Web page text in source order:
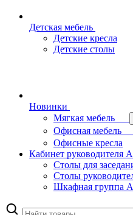
Детская мебель
Детские кресла
Детские столы
Новинки
Мягкая мебель
Офисная мебель
Офисные кресла
Кабинет руководителя
Столы для
Столы
Шкафная группа